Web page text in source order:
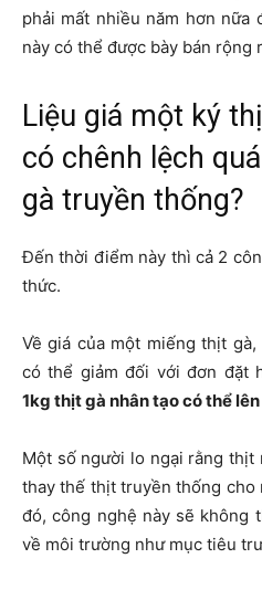
phải mất nhiều năm hơn nữa
này có thể được bày bán rộng
Liệu giá một ký
có chênh lệch
gà truyền thống?
Đến thời điểm này thì cả 2
thức.
Về giá của một miếng thịt
có thể giảm đối với đơn đặt
1kg thịt gà nhân tạo có thể
Một số người lo ngại rằng thịt
thay thế thịt truyền thống cho
đó, công nghệ này sẽ không
về môi trường như mục tiêu